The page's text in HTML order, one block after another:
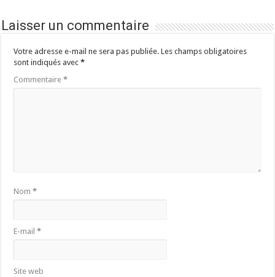
Laisser un commentaire
Votre adresse e-mail ne sera pas publiée. Les champs obligatoires
sont indiqués avec*
Commentaire*
Nom*
E-mail*
Site web